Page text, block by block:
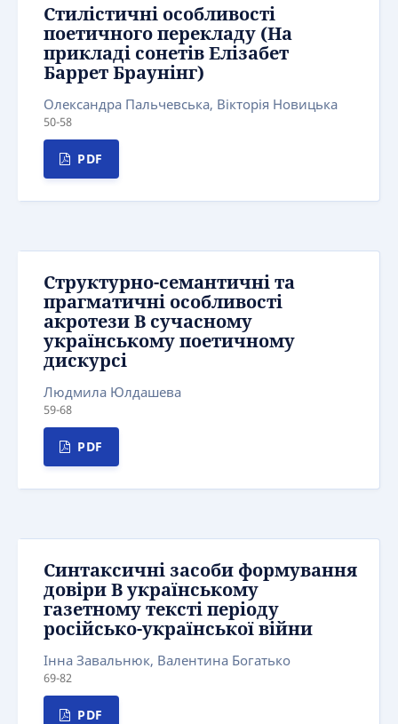
Стилістичні особливості
поетичного перекладу (На
прикладі сонетів Елізабет
Баррет Браунінг)
Олександра Пальчевська, Вікторія Новицька
50-58
PDF
Структурно-семантичні та
прагматичні особливості
акротези B сучасному
українському поетичному
дискурсі
Людмила Юлдашева
59-68
PDF
Синтаксичні засоби формування
довіри B українському
газетному тексті періоду
російсько-української війни
Інна Завальнюк, Валентина Богатько
69-82
PDF